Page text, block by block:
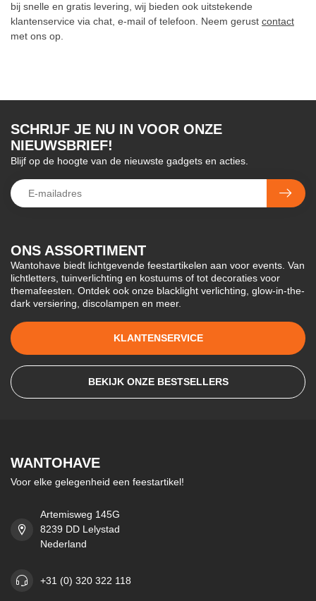
bij snelle en gratis levering, wij bieden ook uitstekende
klantenservice via chat, e-mail of telefoon. Neem gerust contact
met ons op.
ONS ASSORTIMENT
Wantohave biedt lichtgevende feestartikelen aan voor events. Van
lichtletters, tuinverlichting en kostuums of tot decoraties voor
themafeesten. Ontdek ook onze blacklight verlichting, glow-in-the-
dark versiering, discolampen en meer.
KLANTENSERVICE
BEKIJK ONZE BESTSELLERS
SCHRIJF JE NU IN VOOR ONZE
NIEUWSBRIEF!
Blijf op de hoogte van de nieuwste gadgets en acties.
WANTOHAVE
Voor elke gelegenheid een feestartikel!
Artemisweg 145G
8239 DD Lelystad
Nederland
+31 (0) 320 322 118